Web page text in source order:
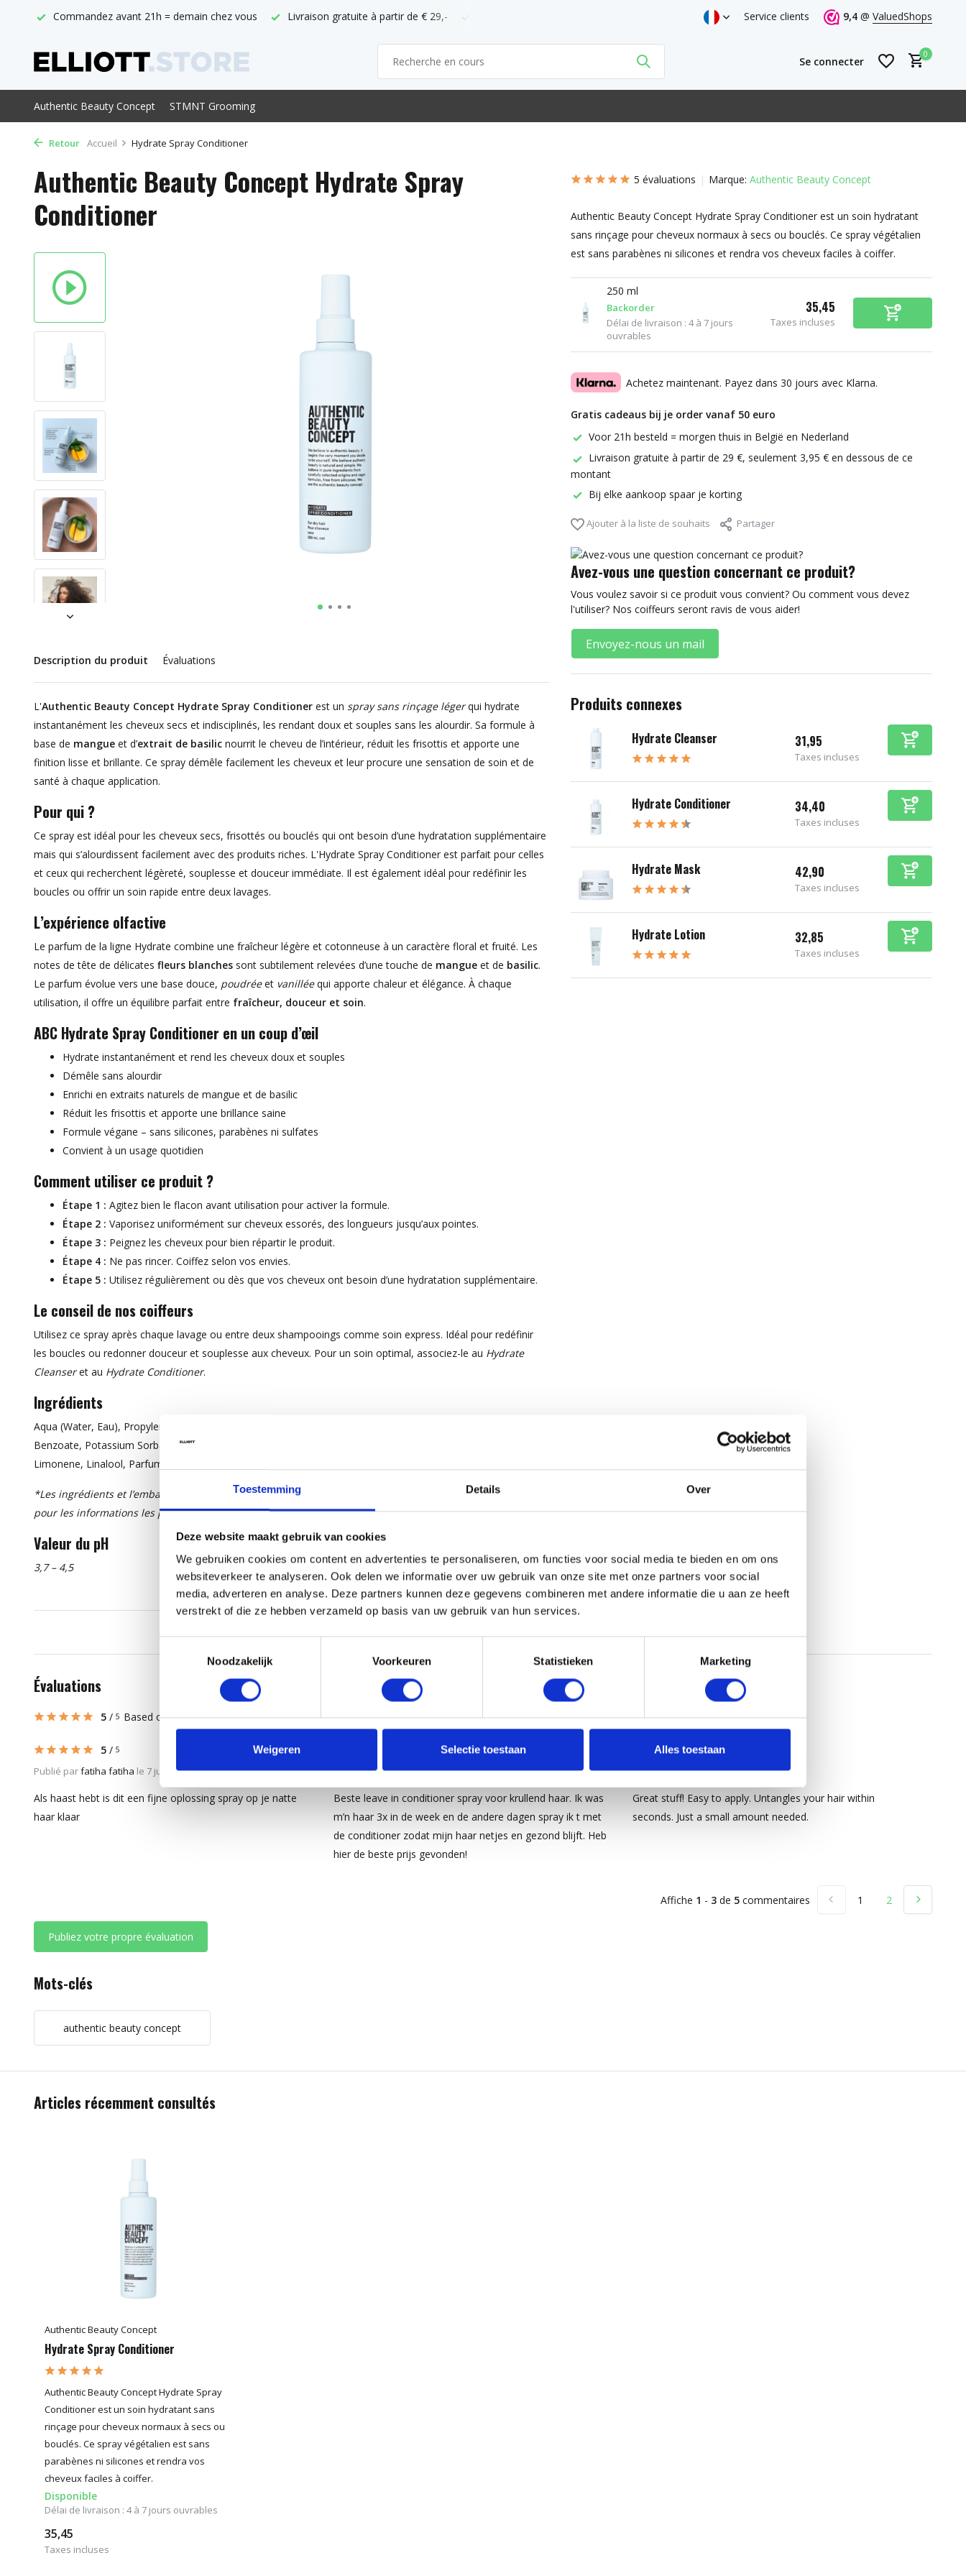
Toestemming Details Over
Deze website maakt gebruik van cookies
We gebruiken cookies om content en advertenties te personaliseren, om functies voor social media te bieden en om ons
websiteverkeer te analyseren. Ook delen we informatie over uw gebruik van onze site met onze partners voor social
media, adverteren en analyse. Deze partners kunnen deze gegevens combineren met andere informatie die u aan ze heeft
verstrekt of die ze hebben verzameld op basis van uw gebruik van hun services.
Noodzakelijk
Voorkeuren Statistieken Marketing
Weigeren Selectie toestaan Alles toestaan
Livraison gratuite à partir de € 29,- Point de vente officiel d'ABC Commandez avant 21h = demain chez vous Service clients 9,4 @ ValuedShops
Se connecter
S'inscrire
S'inscrire
0
Authentic Beauty Concept STMNT Grooming
Retour Accueil Hydrate Spray Conditioner
Authentic Beauty Concept Hydrate Spray
Conditioner
Description du produit Évaluations
L'Authentic Beauty Concept Hydrate Spray Conditioner est un spray sans rinçage légerqui hydrate
instantanément les cheveux secs et indisciplinés, les rendant doux et souples sans les alourdir. Sa formule à
base de mangue et d’extrait de basilic nourrit le cheveu de l’intérieur, réduit les frisottis et apporte une
finition lisse et brillante. Ce spray démêle facilement les cheveux et leur procure une sensation de soin et de
santé à chaque application.
Pour qui ?
Ce spray est idéal pour les cheveux secs, frisottés ou bouclés qui ont besoin d’une hydratation supplémentaire
mais qui s’alourdissent facilement avec des produits riches. L'Hydrate Spray Conditioner est parfait pour celles
et ceux qui recherchent légèreté, souplesse et douceur immédiate. Il est également idéal pour redéfinir les
boucles ou offrir un soin rapide entre deux lavages.
L’expérience olfactive
Le parfum de la ligne Hydrate combine une fraîcheur légère et cotonneuse à un caractère floral et fruité. Les
notes de tête de délicates fleurs blanches sont subtilement relevées d’une touche de mangue et de basilic.
Le parfum évolue vers une base douce, poudréeet vanilléequi apporte chaleur et élégance. À chaque
utilisation, il offre un équilibre parfait entre fraîcheur, douceur et soin.
ABC Hydrate Spray Conditioner en un coup d’œil
Hydrate instantanément et rend les cheveux doux et souples
Démêle sans alourdir
Enrichi en extraits naturels de mangue et de basilic
Réduit les frisottis et apporte une brillance saine
Formule végane – sans silicones, parabènes ni sulfates
Convient à un usage quotidien
Comment utiliser ce produit ?
Étape 1 : Agitez bien le flacon avant utilisation pour activer la formule.
Étape 2 : Vaporisez uniformément sur cheveux essorés, des longueurs jusqu’aux pointes.
Étape 3 : Peignez les cheveux pour bien répartir le produit.
Étape 4 : Ne pas rincer. Coiffez selon vos envies.
Étape 5 : Utilisez régulièrement ou dès que vos cheveux ont besoin d’une hydratation supplémentaire.
Le conseil de nos coiffeurs
Utilisez ce spray après chaque lavage ou entre deux shampooings comme soin express. Idéal pour redéfinir
les boucles ou redonner douceur et souplesse aux cheveux. Pour un soin optimal, associez-le au Hydrate
Cleanseret au Hydrate Conditioner.
Ingrédients
Aqua (Water, Eau), Propylene Glycol, PEG-40 Hydrogenated Castor Oil, Panthenol, Citric Acid, Sodium
Benzoate, Potassium Sorbate, Mangifera Indica (Mango) Fruit Extract, Ocimum Basilicum (Basil) Leaf Extract,
Limonene, Linalool, Parfum (Fragrance).*
*Les ingrédients et l’emballage peuvent être modifiés. Veuillez toujours consulter l’étiquette du produit
pour les informations les plus récentes.
Valeur du pH
3,7 – 4,5
5 évaluations Marque: Authentic Beauty Concept
Authentic Beauty Concept Hydrate Spray Conditioner est un soin hydratant
sans rinçage pour cheveux normaux à secs ou bouclés. Ce spray végétalien
est sans parabènes ni silicones et rendra vos cheveux faciles à coiffer.
250 ml
Backorder
Délai de livraison : 4 à 7 jours
ouvrables
35,45
Taxes incluses
Achetez maintenant. Payez dans 30 jours avec Klarna.
Gratis cadeaus bij je order vanaf 50 euro
Voor 21h besteld = morgen thuis in België en Nederland
Livraison gratuite à partir de 29 €, seulement 3,95 € en dessous de ce
montant
Bij elke aankoop spaar je korting
Ajouter à la liste de souhaits Partager
Avez-vous une question concernant ce produit?
Vous voulez savoir si ce produit vous convient? Ou comment vous devez
l'utiliser? Nos coiffeurs seront ravis de vous aider!
Envoyez-nous un mail
Produits connexes
Hydrate Cleanser 31,95
Taxes incluses
Hydrate Conditioner 34,40
Taxes incluses
Hydrate Mask 42,90
Taxes incluses
Hydrate Lotion 32,85
Taxes incluses
Évaluations
5 / 5 Based on 5 reviews
5 / 5
Publié parfatiha fatiha le 7 juillet 2026
Als haast hebt is dit een fijne oplossing spray op je natte
haar klaar
Publié par Diannele 9 juin 2025
Beste leave in conditioner spray voor krullend haar. Ik was
m’n haar 3x in de week en de andere dagen spray ik t met
de conditioner zodat mijn haar netjes en gezond blijft. Heb
hier de beste prijs gevonden!
5/5
Publié parMaaikele 24 janvier 2025
Great stuff! Easy to apply. Untangles your hair within
seconds. Just a small amount needed.
Affiche 1 - 3 de 5 commentaires 1 2
Publiez votre propre évaluation
Mots-clés
authentic beauty concept
Articles récemment consultés
Authentic Beauty Concept
Hydrate Spray Conditioner
Authentic Beauty Concept Hydrate Spray
Conditioner est un soin hydratant sans
rinçage pour cheveux normaux à secs ou
bouclés. Ce spray végétalien est sans
parabènes ni silicones et rendra vos
cheveux faciles à coiffer.
Disponible
Délai de livraison : 4 à 7 jours ouvrables
35,45
Taxes incluses